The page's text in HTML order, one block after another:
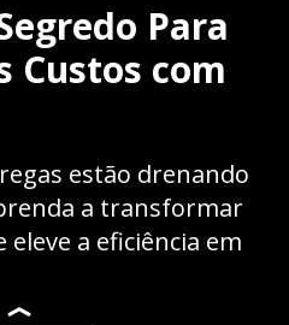
Para
Custos com
estão drenando
a transformar
eleve a eficiência em